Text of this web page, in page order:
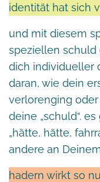
identität hat sich
und mit diesem
speziellen
dich individueller
daran, wie dein
verlorenging
deine „schuld“.
„hätte, hätte,
andere an
hadern wirkt so